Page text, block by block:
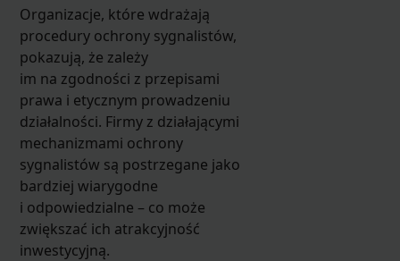
Organizacje, które wdrażają
procedury ochrony sygnalistów,
pokazują, że zależy
im na zgodności z przepisami
prawa i etycznym prowadzeniu
działalności. Firmy z działającymi
mechanizmami ochrony
sygnalistów są postrzegane jako
bardziej wiarygodne
i odpowiedzialne – co może
zwiększać ich atrakcyjność
inwestycyjną.